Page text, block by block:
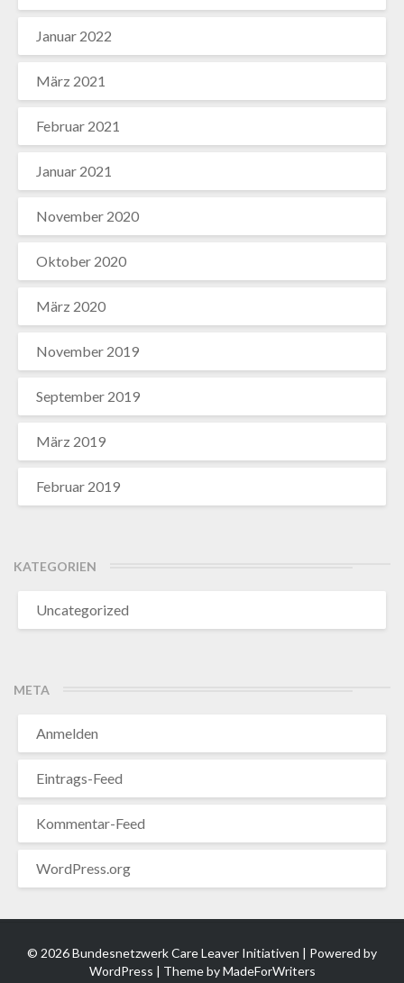
Januar 2022
März 2021
Februar 2021
Januar 2021
November 2020
Oktober 2020
März 2020
November 2019
September 2019
März 2019
Februar 2019
KATEGORIEN
Uncategorized
META
Anmelden
Eintrags-Feed
Kommentar-Feed
WordPress.org
© 2026 Bundesnetzwerk Care Leaver Initiativen | Powered by
WordPress | Theme byMadeForWriters